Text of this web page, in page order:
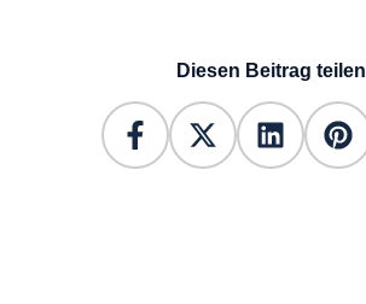
Diesen Beitrag teilen